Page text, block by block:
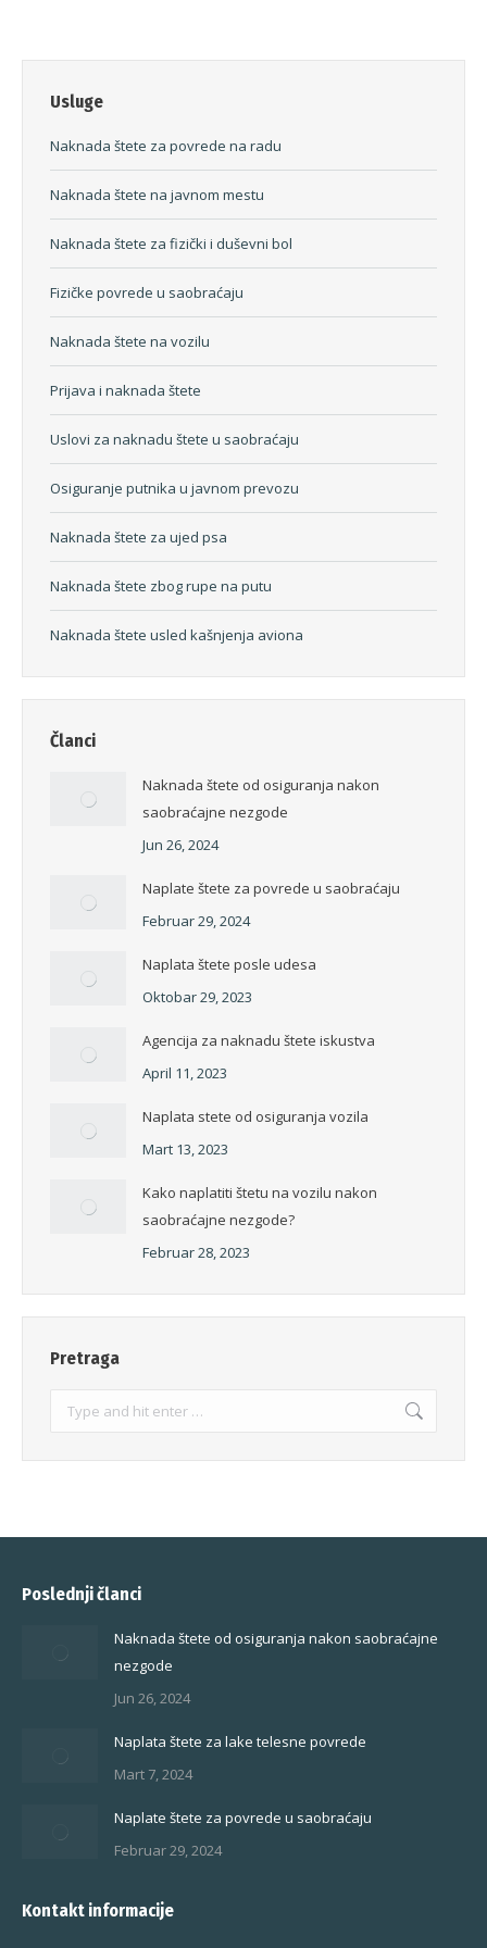
Usluge
Naknada štete za povrede na radu
Naknada štete na javnom mestu
Naknada štete za fizički i duševni bol
Fizičke povrede u saobraćaju
Naknada štete na vozilu
Prijava i naknada štete
Uslovi za naknadu štete u saobraćaju
Osiguranje putnika u javnom prevozu
Naknada štete za ujed psa
Naknada štete zbog rupe na putu
Naknada štete usled kašnjenja aviona
Članci
Naknada štete od osiguranja nakon
saobraćajne nezgode
Jun 26, 2024
Naplate štete za povrede u saobraćaju
Februar 29, 2024
Naplata štete posle udesa
Oktobar 29, 2023
Agencija za naknadu štete iskustva
April 11, 2023
Naplata stete od osiguranja vozila
Mart 13, 2023
Kako naplatiti štetu na vozilu nakon
saobraćajne nezgode?
Februar 28, 2023
Pretraga
Search:
Poslednji članci
Naknada štete od osiguranja nakon saobraćajne
nezgode
Jun 26, 2024
Naplata štete za lake telesne povrede
Mart 7, 2024
Naplate štete za povrede u saobraćaju
Februar 29, 2024
Kontakt informacije